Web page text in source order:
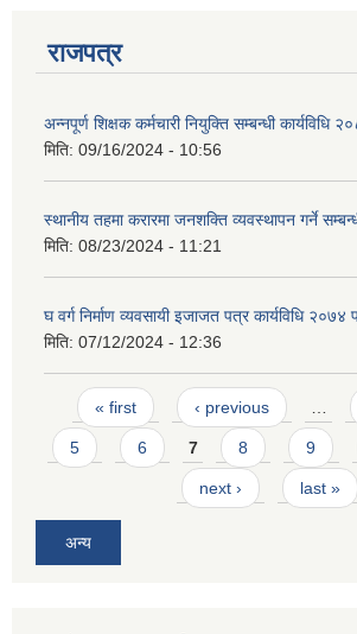
राजपत्र
अन्नपूर्ण शिक्षक कर्मचारी नियुक्ति सम्बन्धी कार्यविधि
मिति: 09/16/2024 - 10:56
स्थानीय तहमा करारमा जनशक्ति व्यवस्थापन गर्ने
मिति: 08/23/2024 - 11:21
घ वर्ग निर्माण व्यवसायी इजाजत पत्र कार्यविधि
मिति: 07/12/2024 - 12:36
Pages
« first ‹ previous
5 6 7 8 9
next › last »
अन्य